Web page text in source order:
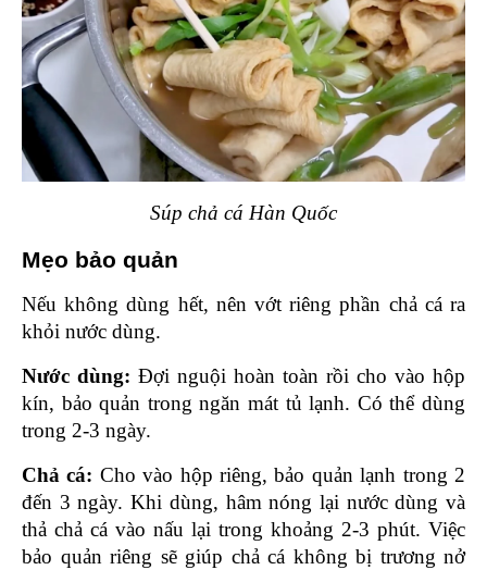
Súp chả cá Hàn Quốc
Mẹo bảo quản
Nếu không dùng hết, nên vớt riêng phần chả cá ra
khỏi nước dùng.
Nước dùng: Đợi nguội hoàn toàn rồi cho vào hộp
kín, bảo quản trong ngăn mát tủ lạnh. Có thể dùng
trong 2-3 ngày.
Chả cá: Cho vào hộp riêng, bảo quản lạnh trong 2
đến 3 ngày. Khi dùng, hâm nóng lại nước dùng và
thả chả cá vào nấu lại trong khoảng 2-3 phút. Việc
bảo quản riêng sẽ giúp chả cá không bị trương nở